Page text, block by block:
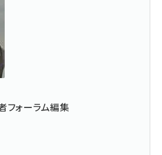
フォーラム編集